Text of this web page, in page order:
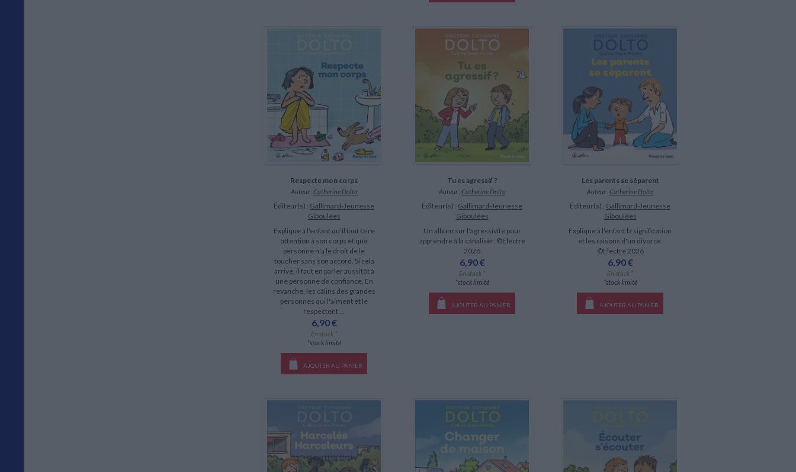
Respecte mon corps
Auteur : Catherine Dolto
Éditeur(s) : Gallimard-Jeunesse
Giboulées
Explique à l'enfant qu'il faut faire
attention à son corps et que
personne n'a le droit de le
toucher sans son accord. Si cela
arrive, il faut en parler aussitôt à
une personne de confiance. En
revanche, les câlins des grandes
personnes qui l'aiment et le
respectent ...
6,90 €
En stock *
*stock limité
AJOUTER AU PANIER
Tu es agressif ?
Auteur : Catherine Dolto
Éditeur(s) : Gallimard-Jeunesse
Giboulées
Un album sur l'agressivité pour
apprendre à la canaliser. ©Electre
2026
6,90 €
En stock *
*stock limité
AJOUTER AU PANIER
Les parents se séparent
Auteur : Catherine Dolto
Éditeur(s) : Gallimard-Jeunesse
Giboulées
Explique à l'enfant la signification
et les raisons d'un divorce.
©Electre 2026
6,90 €
En stock *
*stock limité
AJOUTER AU PANIER